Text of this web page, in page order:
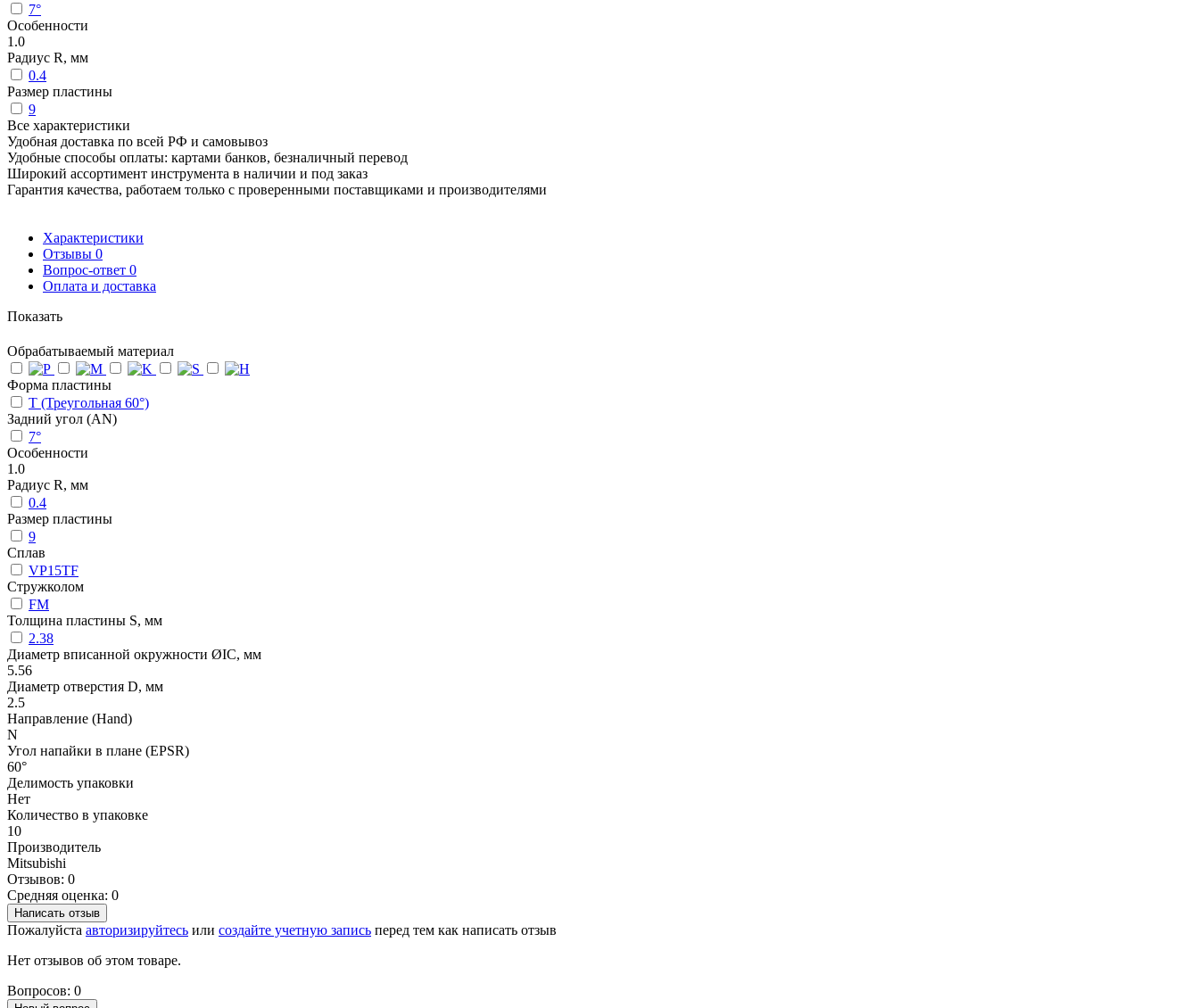
7°
Особенности
1.0
Радиус R, мм
0.4
Размер пластины
9
Все характеристики
Удобная доставка по всей РФ и самовывоз
Удобные способы оплаты: картами банков, безналичный перевод
Широкий ассортимент инструмента в наличии и под заказ
Гарантия качества, работаем только с проверенными поставщиками и производителями
Характеристики
Отзывы 0
Вопрос-ответ 0
Оплата и доставка
Показать
Обрабатываемый материал
Форма пластины
T (Треугольная 60°)
Задний угол (AN)
7°
Особенности
1.0
Радиус R, мм
0.4
Размер пластины
9
Сплав
VP15TF
Стружколом
FM
Толщина пластины S, мм
2.38
Диаметр вписанной окружности ØIC, мм
5.56
Диаметр отверстия D, мм
2.5
Направление (Hand)
N
Угол напайки в плане (EPSR)
60°
Делимость упаковки
Нет
Количество в упаковке
10
Производитель
Mitsubishi
Отзывов: 0
Средняя оценка: 0
Написать отзыв
Пожалуйста авторизируйтесь или создайте учетную запись перед тем как написать отзыв
Нет отзывов об этом товаре.
Вопросов: 0